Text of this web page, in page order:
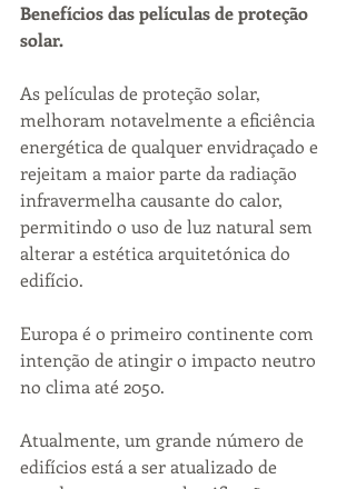
Benefícios das películas de proteção
solar.
As películas de proteção solar,
melhoram notavelmente a eficiência
energética de qualquer envidraçado e
rejeitam a maior parte da radiação
infravermelha causante do calor,
permitindo o uso de luz natural sem
alterar a estética arquitetónica do
edifício.
Europa é o primeiro continente com
intenção de atingir o impacto neutro
no clima até 2050.
Atualmente, um grande número de
edifícios está a ser atualizado de